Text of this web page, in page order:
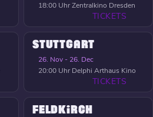
18:00 UhrZentralkino Dresden
TICKETS
STUTTGART
26. Nov - 26. Dec
20:00 Uhr Delphi Arthaus Kino
TICKETS
FELDKIRCH